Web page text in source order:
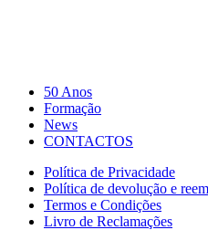
50 Anos
Formação
News
CONTACTOS
Política de Privacidade
Política de devolução e
Termos e Condições
Livro de Reclamações